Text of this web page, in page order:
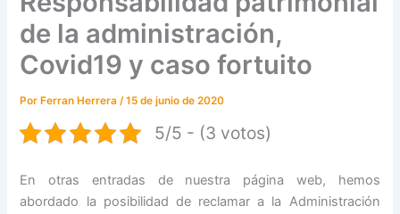
de la administración,
Covid19 y caso fortuito
Por Ferran Herrera/15 de junio de 2020
5/5 - (3 votos)
En otras entradas de nuestra página web, hemos
abordado la posibilidad de reclamar a la Administración